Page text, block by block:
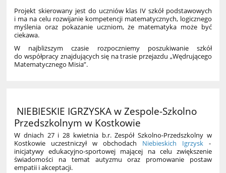
Projekt skierowany jest do uczniów klas IV szkół podstawowych
i ma na celu rozwijanie kompetencji matematycznych, logicznego
myślenia oraz pokazanie uczniom, że matematyka może być
ciekawa.
W najbliższym czasie rozpoczniemy poszukiwanie szkół
do współpracy znajdujących się na trasie przejazdu „Wędrującego
Matematycznego Misia”.
NIEBIESKIE IGRZYSKA w Zespole-Szkolno
Przedszkolnym w Kostkowie
W dniach 27 i 28 kwietnia b.r. Zespół Szkolno-Przedszkolny w
Kostkowie uczestniczył w obchodach Niebieskich Igrzysk -
inicjatywy edukacyjno-sportowej mającej na celu zwiększenie
świadomości na temat autyzmu oraz promowanie postaw
empatii i akceptacji.